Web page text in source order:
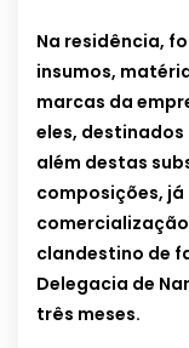
Na residência,
insumos,
marcas da
eles,
além destas
composições,
clandestino de
Delegacia de
três meses.